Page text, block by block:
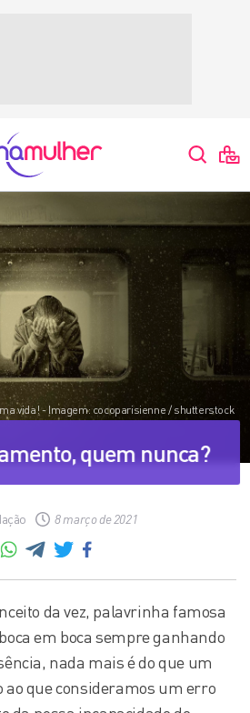
Comportamento
vida! - Imagem: cocoparisienne / shutterstock
quem nunca?
8 março de 2021
da vez, palavrinha famosa
em boca sempre ganhando
nada mais é do que um
que consideramos um erro